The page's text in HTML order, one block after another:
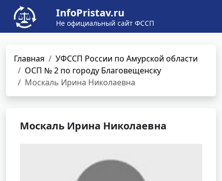
InfoPristav.ru
Не официальный сайт ФССП
Главная
УФССП России по Амурской области
ОСП № 2 по городу Благовещенску
Москаль Ирина Николаевна
Москаль Ирина Николаевна